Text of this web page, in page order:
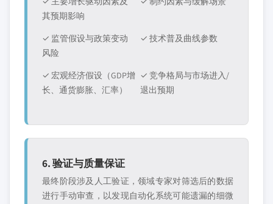
其预期影响
✓ 监管假设与政策变动
风险
✓ 技术普及曲线参数
✓ 宏观经济假设（GDP增
长、通货膨胀、汇率）
✓ 竞争格局与市场进入/
退出预期
6. 验证与质量保证
最终阶段涉及人工验证，领域专家对筛选后的数据
进行手动审查，以发现自动化系统可能遗漏的细微